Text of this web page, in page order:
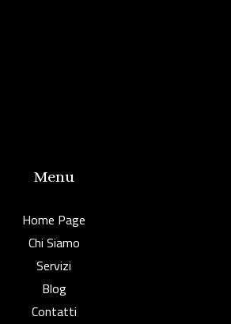
Menu
Home Page
Chi Siamo
Servizi
Blog
Contatti